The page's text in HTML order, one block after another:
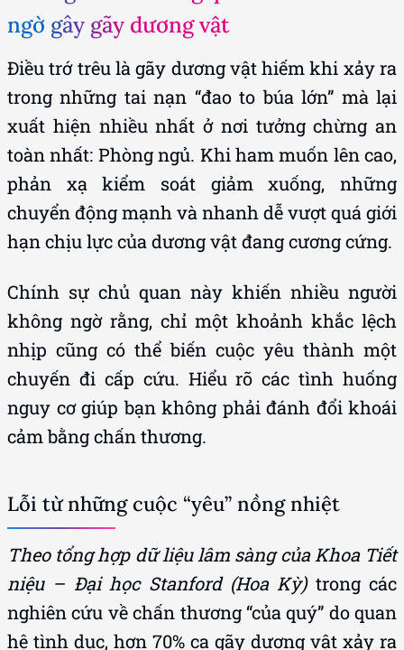
ngờ gây gãy dương vật
Điều trớ trêu là gãy dương vật hiếm khi xảy ra
trong những tai nạn “đao to búa lớn” mà lại
xuất hiện nhiều nhất ở nơi tưởng chừng an
toàn nhất: Phòng ngủ. Khi ham muốn lên cao,
phản xạ kiểm soát giảm xuống, những
chuyển động mạnh và nhanh dễ vượt quá giới
hạn chịu lực của dương vật đang cương cứng.
Chính sự chủ quan này khiến nhiều người
không ngờ rằng, chỉ một khoảnh khắc lệch
nhịp cũng có thể biến cuộc yêu thành một
chuyến đi cấp cứu. Hiểu rõ các tình huống
nguy cơ giúp bạn không phải đánh đổi khoái
cảm bằng chấn thương.
Lỗi từ những cuộc “yêu” nồng nhiệt
Theo tổng hợp dữ liệu lâm sàng của Khoa Tiết
niệu – Đại học Stanford (Hoa Kỳ)trong các
nghiên cứu về chấn thương “của quý” do quan
hệ tình dục, hơn 70% ca gãy dương vật xảy ra